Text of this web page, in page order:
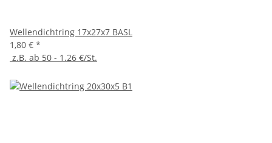
Wellendichtring 17x27x7 BASL
1,80 € *
z.B. ab 50 - 1.26 €/St.